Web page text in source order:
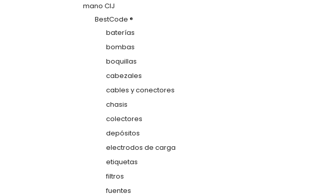
mano CIJ
BestCode ®
baterías
bombas
boquillas
cabezales
cables y conectores
chasis
colectores
depósitos
electrodos de carga
etiquetas
filtros
fuentes